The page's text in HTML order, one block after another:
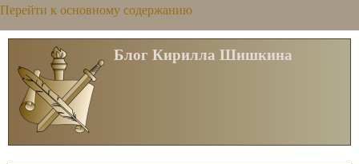
Перейти к основному содержанию
Блог Кирилла Шишкина